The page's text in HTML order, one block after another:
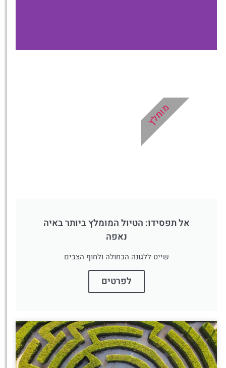
מומלץ?
לחצו
פה!
אל תפסידו: הטיול המומלץ ביותר באיה
נאפה
שייט ללגונה הכחולה ולחוף הצבים
לפרטים
מומלץ